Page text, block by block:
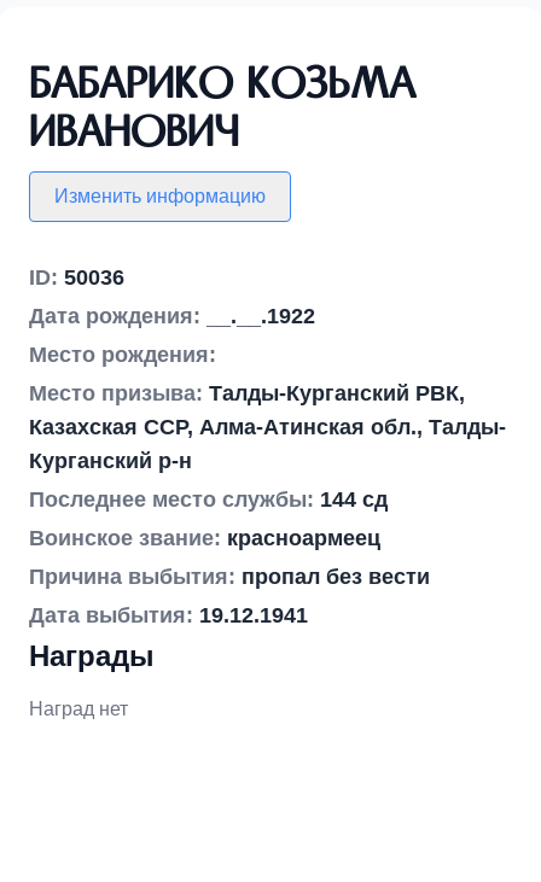
Бабарико Козьма
Иванович
Изменить информацию
ID: 50036
Дата рождения:
__.__.1922
Место рождения:
Место призыва: Талды-Курганский РВК,
Казахская ССР, Алма-Атинская обл., Талды-
Курганский р-н
Последнее место службы: 144 сд
Воинское звание: красноармеец
Причина выбытия: пропал без вести
Дата выбытия: 19.12.1941
Награды
Наград нет